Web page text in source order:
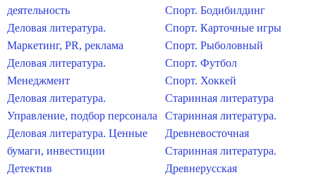
деятельность
Деловая литература.
Маркетинг, PR, реклама
Деловая литература.
Менеджмент
Деловая литература.
Управление, подбор персонала
Деловая литература. Ценные
бумаги, инвестиции
Детектив
Спорт. Бодибилдинг
Спорт. Карточные игры
Спорт. Рыболовный
Спорт. Футбол
Спорт. Хоккей
Старинная литература
Старинная литература.
Древневосточная
Старинная литература.
Древнерусская